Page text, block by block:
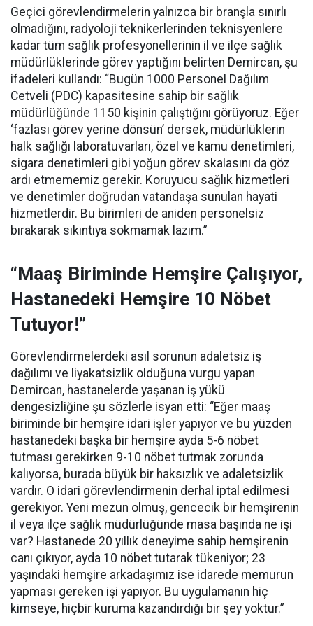
Geçici görevlendirmelerin yalnızca bir branşla sınırlı
olmadığını, radyoloji teknikerlerinden teknisyenlere
kadar tüm sağlık profesyonellerinin il ve ilçe sağlık
müdürlüklerinde görev yaptığını belirten Demircan, şu
ifadeleri kullandı: “Bugün 1000 Personel Dağılım
Cetveli (PDC) kapasitesine sahip bir sağlık
müdürlüğünde 1150 kişinin çalıştığını görüyoruz. Eğer
‘fazlası görev yerine dönsün’ dersek, müdürlüklerin
halk sağlığı laboratuvarları, özel ve kamu denetimleri,
sigara denetimleri gibi yoğun görev skalasını da göz
ardı etmememiz gerekir. Koruyucu sağlık hizmetleri
ve denetimler doğrudan vatandaşa sunulan hayati
hizmetlerdir. Bu birimleri de aniden personelsiz
bırakarak sıkıntıya sokmamak lazım.”
“Maaş Biriminde Hemşire Çalışıyor,
Hastanedeki Hemşire 10 Nöbet
Tutuyor!”
Görevlendirmelerdeki asıl sorunun adaletsiz iş
dağılımı ve liyakatsizlik olduğuna vurgu yapan
Demircan, hastanelerde yaşanan iş yükü
dengesizliğine şu sözlerle isyan etti: “Eğer maaş
biriminde bir hemşire idari işler yapıyor ve bu yüzden
hastanedeki başka bir hemşire ayda 5-6 nöbet
tutması gerekirken 9-10 nöbet tutmak zorunda
kalıyorsa, burada büyük bir haksızlık ve adaletsizlik
vardır. O idari görevlendirmenin derhal iptal edilmesi
gerekiyor. Yeni mezun olmuş, gencecik bir hemşirenin
il veya ilçe sağlık müdürlüğünde masa başında ne işi
var? Hastanede 20 yıllık deneyime sahip hemşirenin
canı çıkıyor, ayda 10 nöbet tutarak tükeniyor; 23
yaşındaki hemşire arkadaşımız ise idarede memurun
yapması gereken işi yapıyor. Bu uygulamanın hiç
kimseye, hiçbir kuruma kazandırdığı bir şey yoktur.”